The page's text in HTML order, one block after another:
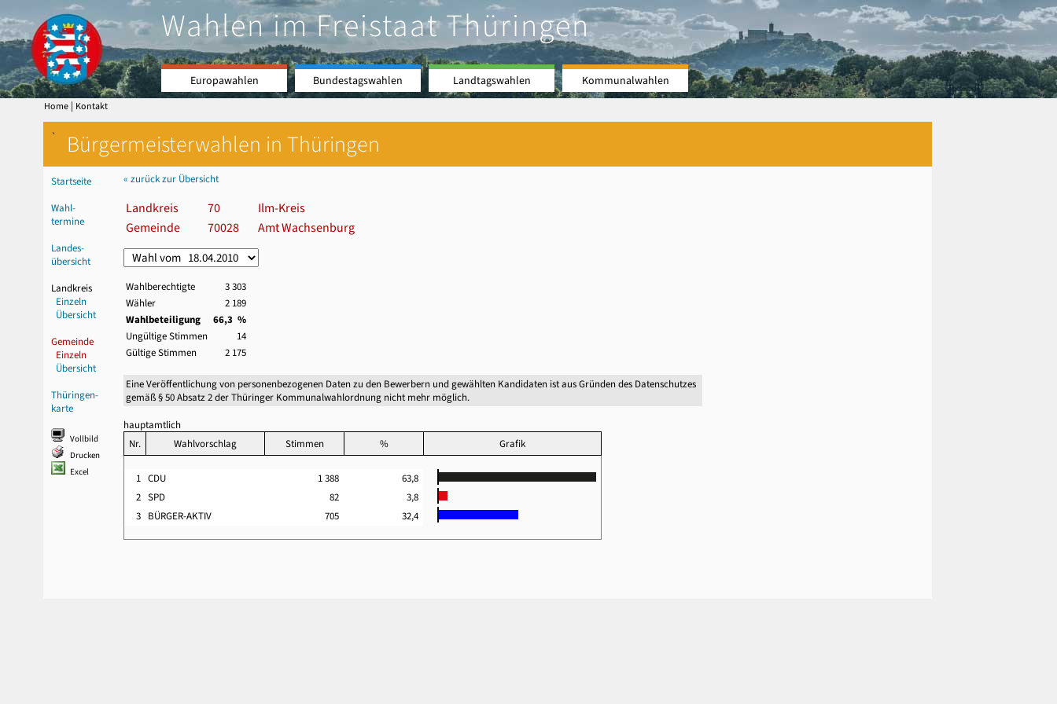
Wahlen im Freistaat Thüringen
Europawahlen Bundestagswahlen Landtagswahlen Kommunalwahlen
Home | Kontakt
` Bürgermeisterwahlen in Thüringen
Startseite
Wahl-
termine
Landes-
übersicht
Landkreis
Einzeln
Übersicht
Gemeinde
Einzeln
Übersicht
Thüringen-
karte
Vollbild
Drucken
Excel
« zurück zur Übersicht
Landkreis 70
Ilm-Kreis
Gemeinde
70028 Amt Wachsenburg
Wahlberechtigte
3 303
Wähler
2 189
Wahlbeteiligung
66,3 %
Ungültige Stimmen
14
Gültige Stimmen
2 175
Eine Veröffentlichung von personenbezogenen Daten zu den Bewerbern und gewählten Kandidaten ist aus Gründen des Datenschutzes
gemäß § 50 Absatz 2 der Thüringer Kommunalwahlordnung nicht mehr möglich.
hauptamtlich
Nr.
Wahlvorschlag Stimmen % Grafik
1 CDU 1 388
63,8
2 SPD 82
3,8
3 BÜRGER-AKTIV 705 32,4